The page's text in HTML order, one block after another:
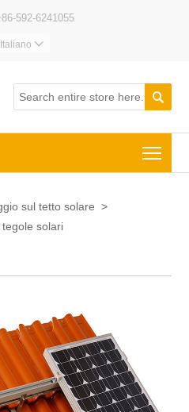
592-6241055
Italiano 

sul tetto solare >
solari